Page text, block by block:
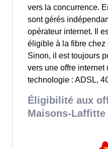
vers la concurrence.
sont gérés
opérateur internet. Il
éligible à la fibre chez
Sinon, il est toujours
vers une offre internet
technologie : ADSL,
Éligibilité aux
Maisons-Laffitte